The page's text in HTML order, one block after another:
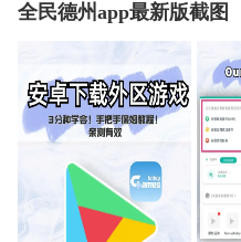
全民德州app最新版截图